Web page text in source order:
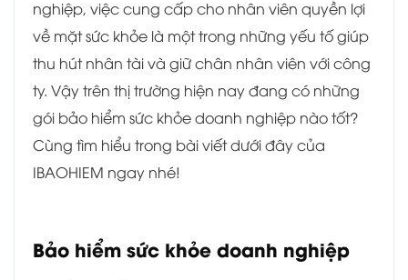
nghiệp, việc cung cấp cho nhân viên quyền lợi
về mặt sức khỏe là một trong những yếu tố giúp
thu hút nhân tài và giữ chân nhân viên với công
ty. Vậy trên thị trường hiện nay đang có những
gói bảo hiểm sức khỏe doanh nghiệp nào tốt?
Cùng tìm hiểu trong bài viết dưới đây của
IBAOHIEM ngay nhé!
Bảo hiểm sức khỏe doanh nghiệp